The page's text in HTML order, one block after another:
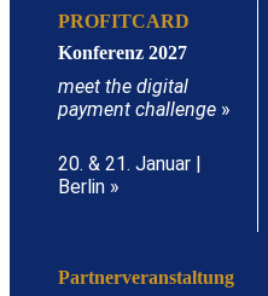
PROFITCARD
Konferenz 2027
meet the digital
payment challenge »
20. & 21. Januar |
Berlin »
Partnerveranstaltung